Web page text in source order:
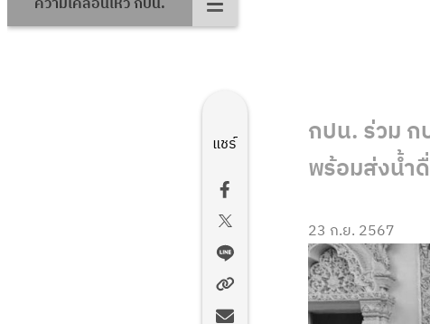
แชร์
กปน. ร่วม ก
พร้อมส่งน้ำ
23 ก.ย. 2567